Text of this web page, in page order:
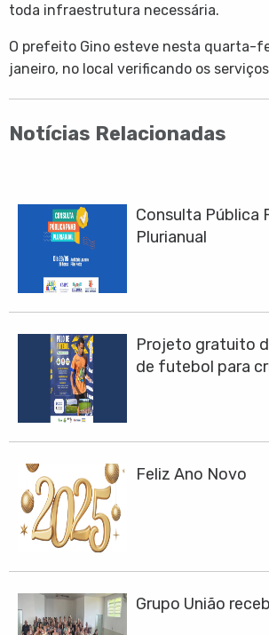
toda infraestrutura necessária.
O prefeito Gino esteve nesta quarta-
janeiro, no local verificando os
Notícias Relacionadas
Consulta Pública
Plurianual
Projeto gratuito
de futebol para
Feliz Ano Novo
Grupo União